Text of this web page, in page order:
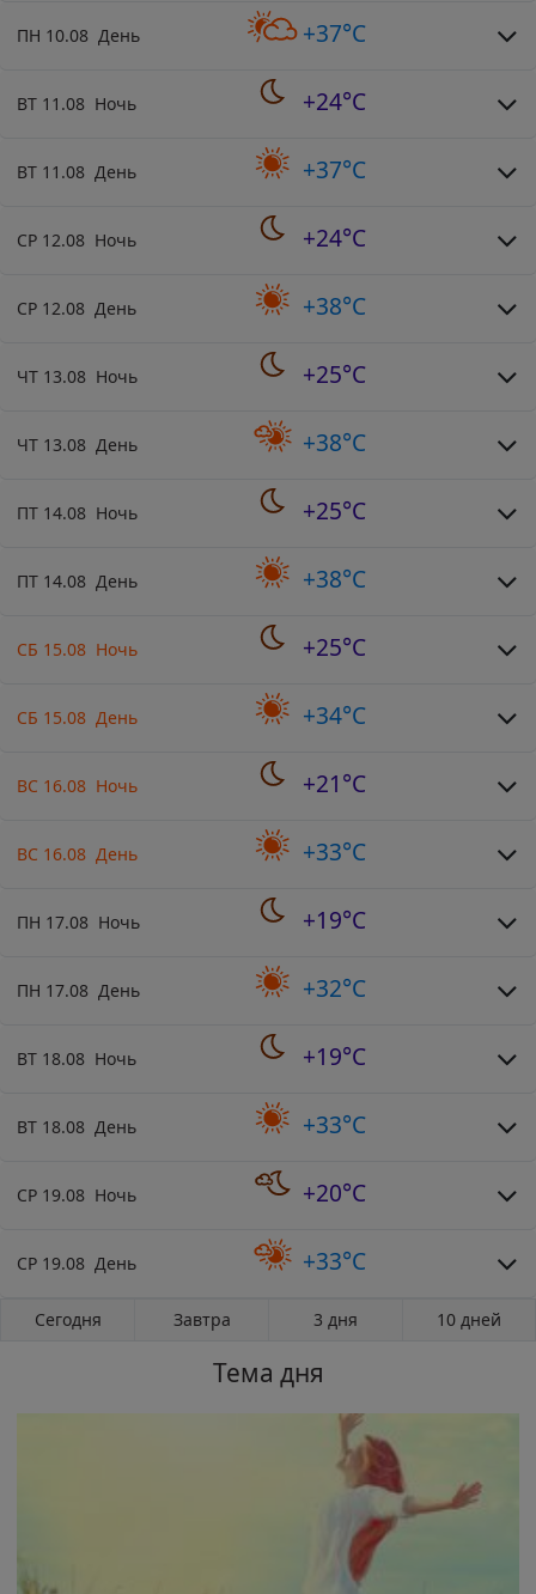
ПН 10.08 День +37°C
ВТ 11.08 Ночь +24°C
ВТ 11.08 День +37°C
СР 12.08 Ночь +24°C
СР 12.08 День +38°C
ЧТ 13.08 Ночь +25°C
ЧТ 13.08 День +38°C
ПТ 14.08 Ночь +25°C
ПТ 14.08 День +38°C
СБ 15.08 Ночь +25°C
СБ 15.08 День +34°C
ВС 16.08 Ночь +21°C
ВС 16.08 День +33°C
ПН 17.08 Ночь +19°C
ПН 17.08 День +32°C
ВТ 18.08 Ночь +19°C
ВТ 18.08 День +33°C
СР 19.08 Ночь +20°C
СР 19.08 День +33°C
Сегодня Завтра 3 дня 10 дней
Тема дня